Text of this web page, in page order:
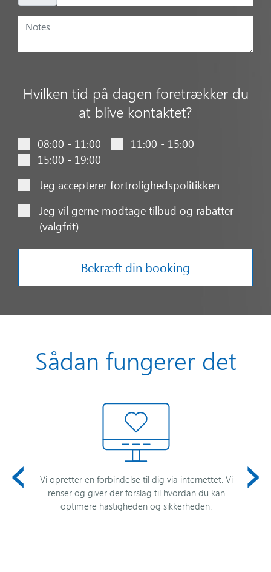
Hvilken tid på dagen foretrækker du
at blive kontaktet?
08:00 - 11:00
11:00 - 15:00
15:00 - 19:00
Jeg accepterer fortrolighedspolitikken
Jeg vil gerne modtage tilbud og rabatter
(valgfrit)
Bekræft din booking
Sådan fungerer det
Vi opretter en forbindelse til dig via internettet. Vi
renser og giver der forslag til hvordan du kan
optimere hastigheden og sikkerheden.
‹ ›